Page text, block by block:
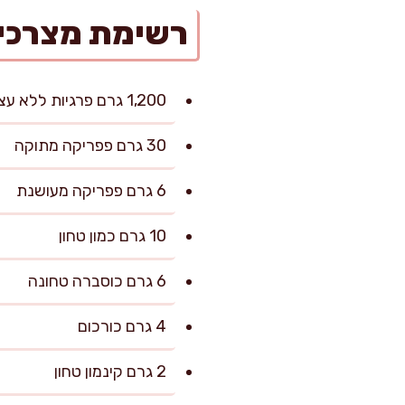
רשימת
1,200 גרם פרגיות ללא עצם (רצוי עם מעט שומן)
30 גרם פפריקה מתוקה
6 גרם פפריקה מעושנת
10 גרם כמון טחון
6 גרם כוסברה טחונה
4 גרם כורכום
2 גרם קינמון טחון